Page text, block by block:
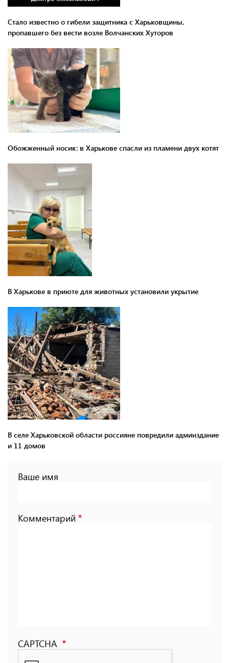
Стало известно о гибели защитника с Харьковщины,
пропавшего без вести возле Волчанских Хуторов
Обожженный носик: в Харькове спасли из пламени двух котят
В Харькове в приюте для животных установили укрытие
В селе Харьковской области россияне повредили админздание
и 11 домов
Ваше имя
Комментарий
CAPTCHA